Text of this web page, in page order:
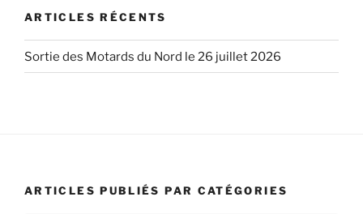
ARTICLES RÉCENTS
Sortie des Motards du Nord le 26 juillet 2026
ARTICLES PUBLIÉS PAR CATÉGORIES